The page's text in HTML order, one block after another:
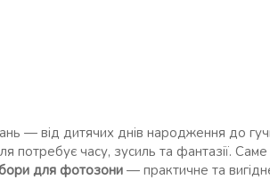
— від дитячих днів народження до
потребує часу, зусиль та фантазії.
для фотозони— практичне та